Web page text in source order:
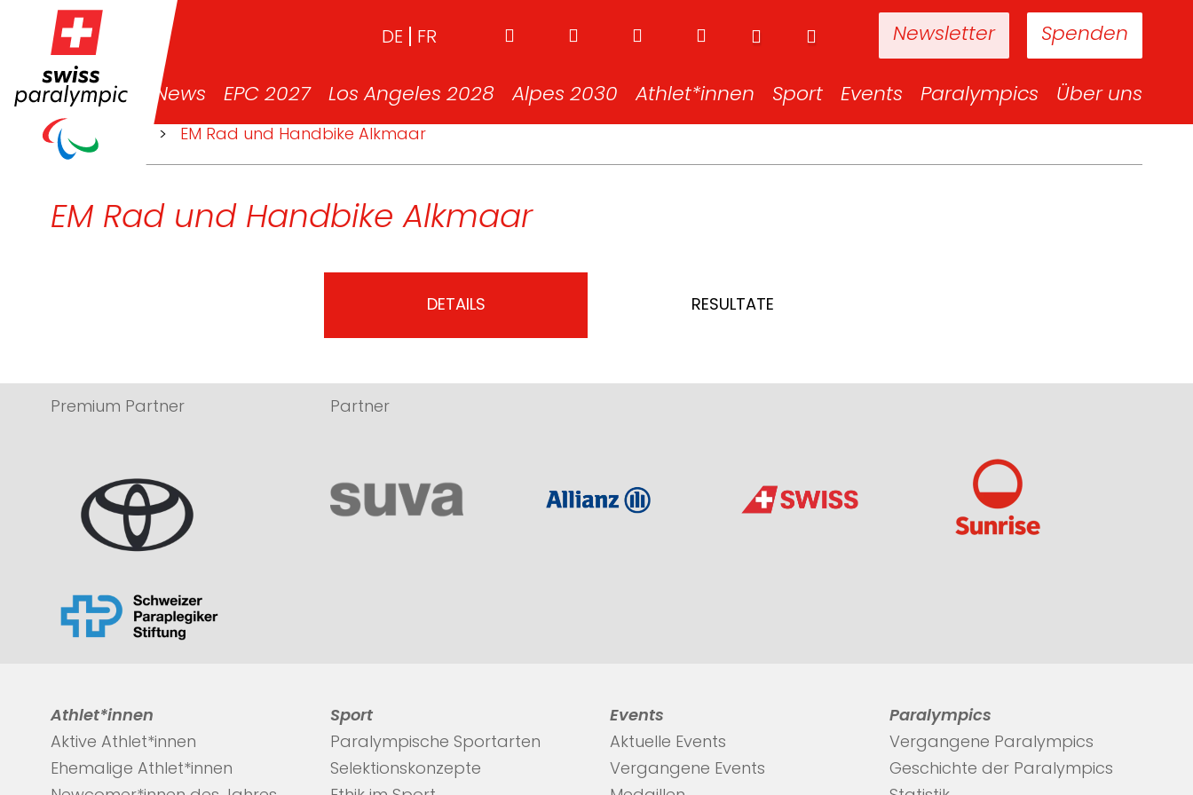
Spenden
Newsletter
DE FR
News EPC 2027 Los Angeles 2028 Alpes 2030 Athlet*innen Sport Events Paralympics Über uns
> Events > EM Rad und Handbike Alkmaar
EM Rad und Handbike Alkmaar
DETAILS RESULTATE
Premium Partner Partner
Athlet*innen
Aktive Athlet*innen
Ehemalige Athlet*innen
Sport
Paralympische Sportarten
Selektionskonzepte
Events
Aktuelle Events
Vergangene Events
Paralympics
Vergangene Paralympics
Geschichte der Paralympics